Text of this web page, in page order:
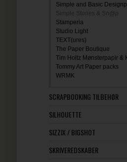
Simple and Basic
Simple Stories & Sn@p
Stamperia
Studio Light
TEXT(ures)
The Paper Boutique
Tim Holtz Mønsterpapir &
Tommy Art Paper packs
WRMK
SCRAPBOOKING TILBEHØR
SILHOUETTE
SIZZIX / BIGSHOT
SKRIVEREDSKABER